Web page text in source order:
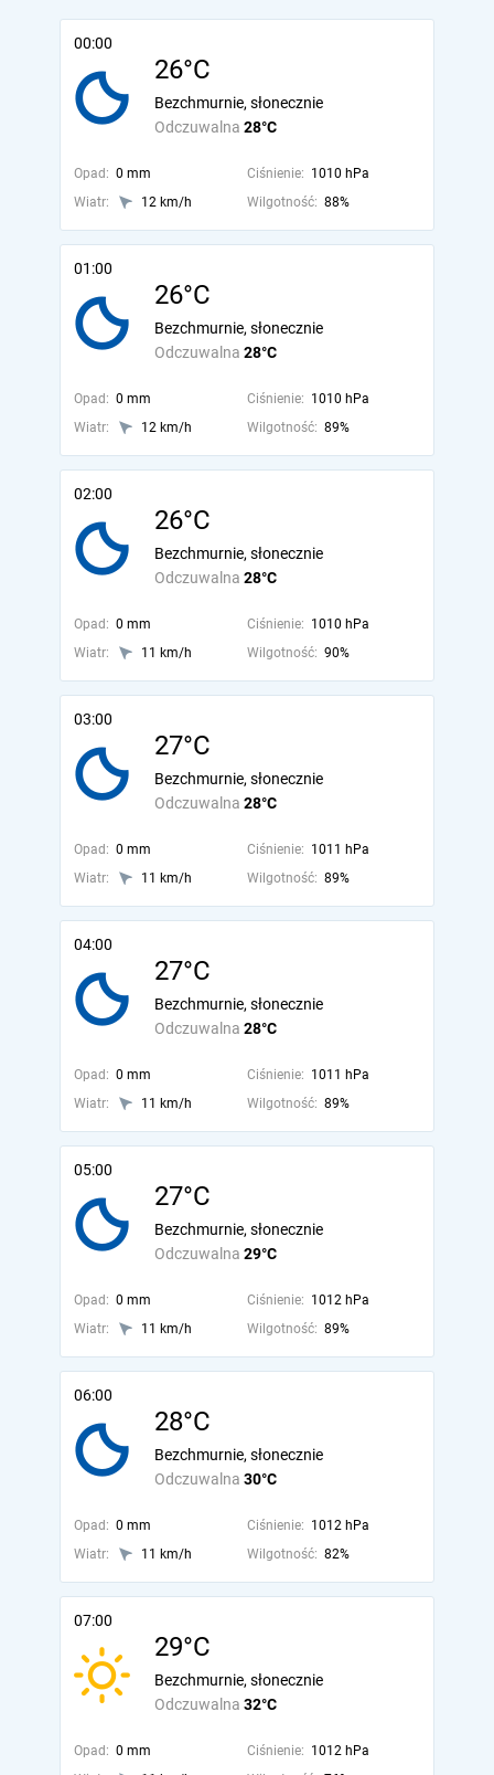
00:00
26°C
Odczuwalna 28°C
Bezchmurnie, słonecznie
Opad: 0 mm Ciśnienie: 1010 hPa
Wiatr:
12 km/h Wilgotność: 88%
01:00
26°C
Odczuwalna 28°C
Bezchmurnie, słonecznie
Opad: 0 mm Ciśnienie: 1010 hPa
Wiatr:
12 km/h Wilgotność: 89%
02:00
26°C
Odczuwalna 28°C
Bezchmurnie, słonecznie
Opad: 0 mm Ciśnienie: 1010 hPa
Wiatr:
11 km/h Wilgotność: 90%
03:00
27°C
Odczuwalna 28°C
Bezchmurnie, słonecznie
Opad: 0 mm Ciśnienie: 1011 hPa
Wiatr:
11 km/h Wilgotność: 89%
04:00
27°C
Odczuwalna 28°C
Bezchmurnie, słonecznie
Opad: 0 mm Ciśnienie: 1011 hPa
Wiatr:
11 km/h Wilgotność: 89%
05:00
27°C
Odczuwalna 29°C
Bezchmurnie, słonecznie
Opad: 0 mm Ciśnienie: 1012 hPa
Wiatr:
11 km/h Wilgotność: 89%
06:00
28°C
Odczuwalna 30°C
Bezchmurnie, słonecznie
Opad: 0 mm Ciśnienie: 1012 hPa
Wiatr:
11 km/h Wilgotność: 82%
07:00
29°C
Odczuwalna 32°C
Bezchmurnie, słonecznie
Opad: 0 mm Ciśnienie: 1012 hPa